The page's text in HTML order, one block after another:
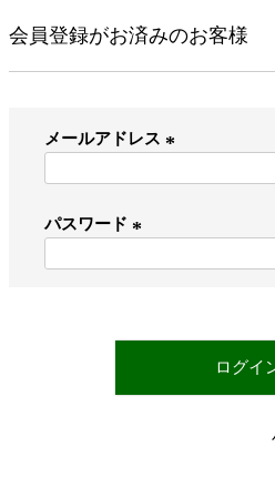
会員登録がお済みのお客様
メールアドレス
パスワード
)
ログイ